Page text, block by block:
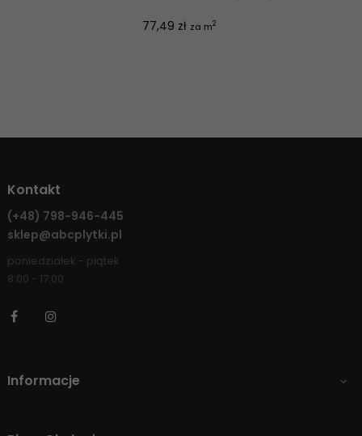
Cena
77,49 zł za m2
Kontakt
(+48) 798-946-445
sklep@abcplytki.pl
poniedziałek - piątek
8:00 - 17:00
Facebook
Informacje 